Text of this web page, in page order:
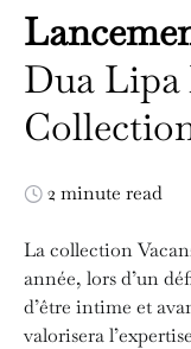
Dua Lipa
2 minute read
La collection
année, lors d’un
d’être intime et
valorisera